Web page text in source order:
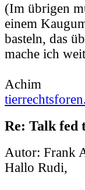
(Im übrigen
einem
basteln, das
mache ich
Achim
Re: Talk fed
Autor: Frank
Hallo Rudi,